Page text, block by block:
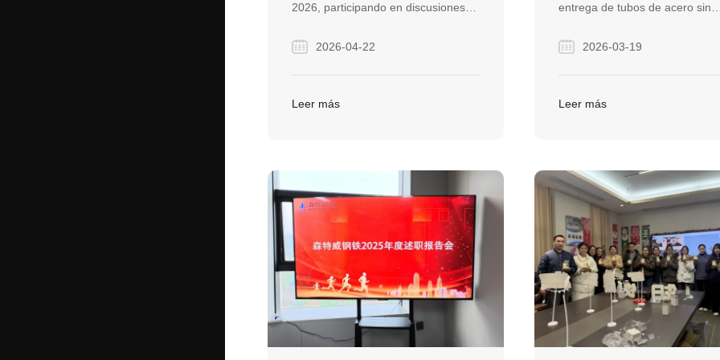
2026, participando en discusiones
y fortaleciendo las relaciones en
toda la industria del acero. La
exposición fomentó conexiones
2026-04-22
Leer más
entrega de tubos de acero sin
sitio para resolver los daños de
descarga, asegurando la
continuidad del proyecto y
continua.
2026-03-19
Leer más